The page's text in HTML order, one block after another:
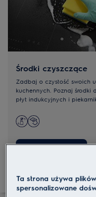
Środki czyszczące
Zadbaj o czystość swoich
kuchennych. Poznaj środki
płyt indukcyjnych i
Ta strona używa
spersonalizowane